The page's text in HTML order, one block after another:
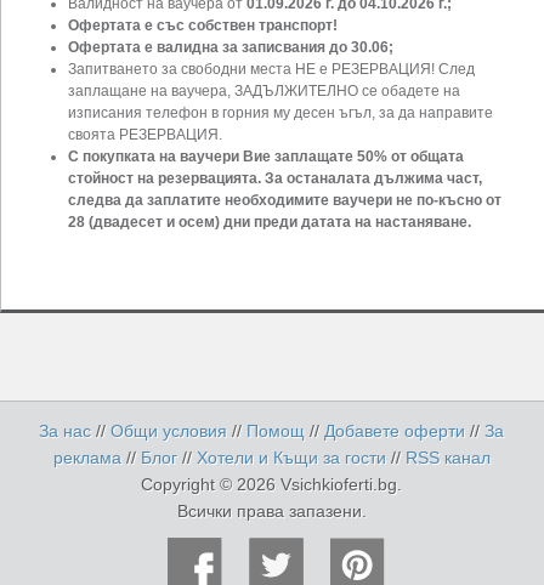
Валидност на ваучера от 01.09.2026 г. до 04.10.2026 г.;
Офертата е със собствен транспорт!
Офертата е валидна за записвания до 30.06;
Запитването за свободни места НЕ е РЕЗЕРВАЦИЯ! След
заплащане на ваучера, ЗАДЪЛЖИТЕЛНО се обадете на
изписания телефон в горния му десен ъгъл, за да направите
своята РЕЗЕРВАЦИЯ.
С покупката на ваучери Вие заплащате 50% от общата
стойност на резервацията. За останалата дължима част,
следва да заплатите необходимите ваучери не по-късно от
28 (двадесет и осем) дни преди датата на настаняване.
За нас //Общи условия // Помощ //Добавете оферти//За
реклама // Блог //Хотели и Къщи за гости // RSS канал
Copyright © 2026 Vsichkioferti.bg.
Всички права запазени.